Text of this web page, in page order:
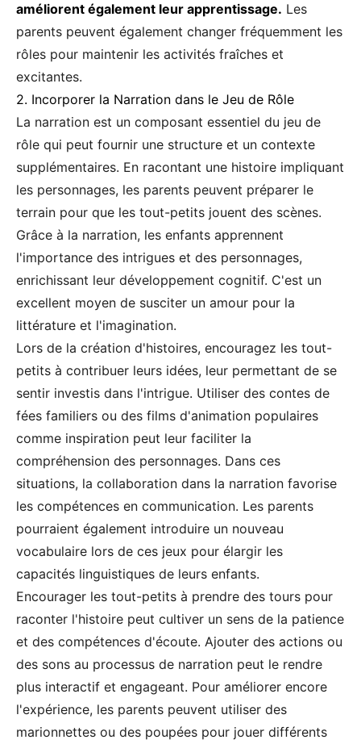
améliorent également leur apprentissage. Les
parents peuvent également changer fréquemment les
rôles pour maintenir les activités fraîches et
excitantes.
2. Incorporer la Narration dans le Jeu de Rôle
La narration est un composant essentiel du jeu de
rôle qui peut fournir une structure et un contexte
supplémentaires. En racontant une histoire impliquant
les personnages, les parents peuvent préparer le
terrain pour que les tout-petits jouent des scènes.
Grâce à la narration, les enfants apprennent
l'importance des intrigues et des personnages,
enrichissant leur développement cognitif. C'est un
excellent moyen de susciter un amour pour la
littérature et l'imagination.
Lors de la création d'histoires, encouragez les tout-
petits à contribuer leurs idées, leur permettant de se
sentir investis dans l'intrigue. Utiliser des contes de
fées familiers ou des films d'animation populaires
comme inspiration peut leur faciliter la
compréhension des personnages. Dans ces
situations, la collaboration dans la narration favorise
les compétences en communication. Les parents
pourraient également introduire un nouveau
vocabulaire lors de ces jeux pour élargir les
capacités linguistiques de leurs enfants.
Encourager les tout-petits à prendre des tours pour
raconter l'histoire peut cultiver un sens de la patience
et des compétences d'écoute. Ajouter des actions ou
des sons au processus de narration peut le rendre
plus interactif et engageant. Pour améliorer encore
l'expérience, les parents peuvent utiliser des
marionnettes ou des poupées pour jouer différents